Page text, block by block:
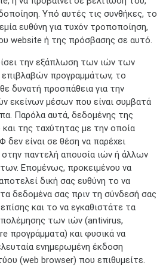
Υπό αυτές τις συνθήκες, το
ευθύνη για τυχόν τροποποίηση,
website ή της πρόσβασης σε αυτό.
την εξάπλωση των ιών των
προγραμμάτων, το
δυνατή προσπάθεια για την
εκείνων μέσων που είναι συμβατά
Παρόλα αυτά, δεδομένης της
της ταχύτητας με την οποία
δεν είναι σε θέση να παρέχει
παντελή απουσία ιών ή άλλων
Επομένως, προκειμένου να
δική σας ευθύνη το να
δεδομένα σας πριν τη σύνδεσή σας
και το να εγκαθιστάτε τα
των ιών (antivirus,
προγράμματα) και φυσικά να
ενημερωμένη έκδοση
(web browser) που επιθυμείτε.